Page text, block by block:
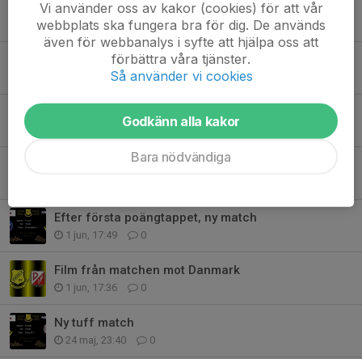
Vårsäsongens sista match
18 jun, 21:05 0
Ny match, nya möjligheter
13 jun, 19:04 0
Film från matchen mot Alsike
13 jun, 19:01 0
Efter första poängtappet, ny match
1 jun, 17:49 0
Film från matchen mot Danmark
1 jun, 17:36 0
Ny tuff match
24 maj, 23:40 0
Vi använder oss av kakor (cookies) för att vår
webbplats ska fungera bra för dig. De används
även för webbanalys i syfte att hjälpa oss att
förbättra våra tjänster.
Så använder vi cookies
Godkänn alla kakor
Bara nödvändiga